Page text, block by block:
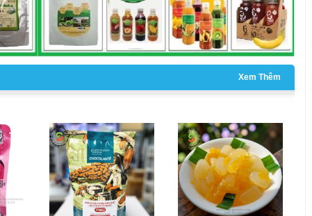
Xem Thêm